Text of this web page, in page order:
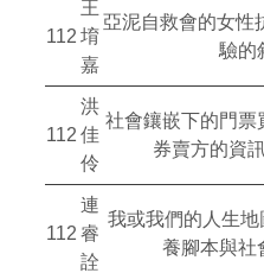
112
王
堉
嘉
亞泥自救會的女性
驗的
112
洪
佳
伶
社會鑲嵌下的門票
券賣方的資
112
連
睿
詮
我或我們的人生
養腳本與社